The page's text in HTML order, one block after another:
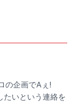
の企画でAぇ!
いという連絡を